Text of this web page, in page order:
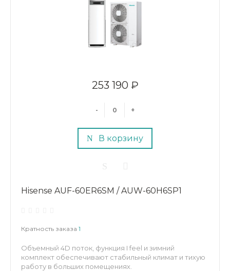
253 190 ₽
- +
В корзину
Hisense AUF-60ER6SM / AUW-60H6SP1
Кратность заказа 1
Объемный 4D поток, функция I feel и зимний
комплект обеспечивают стабильный климат и тихую
работу в больших помещениях.